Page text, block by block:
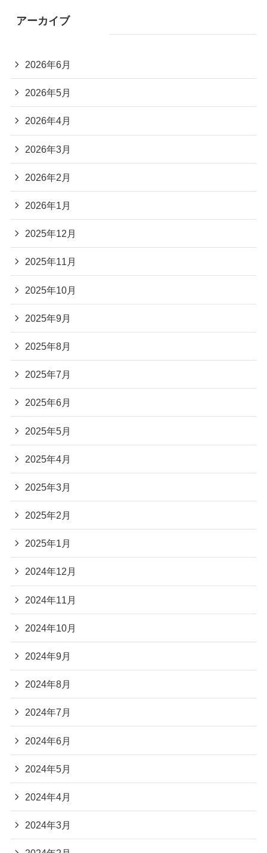
アーカイブ
2026年6月
2026年5月
2026年4月
2026年3月
2026年2月
2026年1月
2025年12月
2025年11月
2025年10月
2025年9月
2025年8月
2025年7月
2025年6月
2025年5月
2025年4月
2025年3月
2025年2月
2025年1月
2024年12月
2024年11月
2024年10月
2024年9月
2024年8月
2024年7月
2024年6月
2024年5月
2024年4月
2024年3月